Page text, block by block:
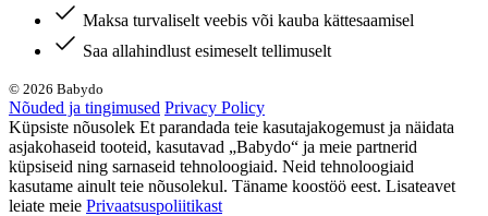
Maksa turvaliselt veebis või kauba kättesaamisel
Saa allahindlust esimeselt tellimuselt
© 2026 Babydo
Nõuded ja tingimused Privacy Policy
Küpsiste nõusolek Et parandada teie kasutajakogemust ja näidata
asjakohaseid tooteid, kasutavad „Babydo“ ja meie partnerid
küpsiseid ning sarnaseid tehnoloogiaid. Neid tehnoloogiaid
kasutame ainult teie nõusolekul. Täname koostöö eest. Lisateavet
leiate meie Privaatsuspoliitikast